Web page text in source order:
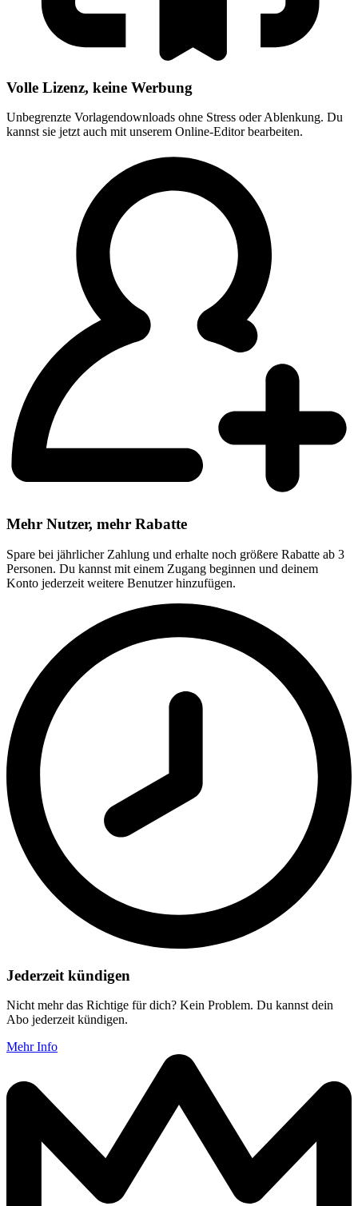
Volle Lizenz, keine Werbung
Unbegrenzte Vorlagendownloads ohne Stress oder Ablenkung. Du
kannst sie jetzt auch mit unserem Online-Editor bearbeiten.
Mehr Nutzer, mehr Rabatte
Spare bei jährlicher Zahlung und erhalte noch größere Rabatte ab 3
Personen. Du kannst mit einem Zugang beginnen und deinem
Konto jederzeit weitere Benutzer hinzufügen.
Jederzeit kündigen
Nicht mehr das Richtige für dich? Kein Problem. Du kannst dein
Abo jederzeit kündigen.
Mehr Info